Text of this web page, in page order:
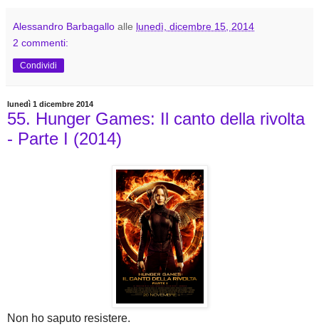
Alessandro Barbagallo alle lunedì, dicembre 15, 2014
2 commenti:
Condividi
lunedì 1 dicembre 2014
55. Hunger Games: Il canto della rivolta
- Parte I (2014)
Non ho saputo resistere.